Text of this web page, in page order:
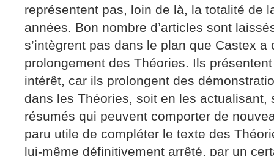
représentent pas, loin de là, la totalité de
années. Bon nombre d’articles sont
s’intègrent pas dans le plan que Castex
prolongement des Théories. Ils
intérêt, car ils prolongent des
dans les Théories, soit en les actualisant,
résumés qui peuvent comporter de
paru utile de compléter le texte des
lui-même définitivement arrêté, par un